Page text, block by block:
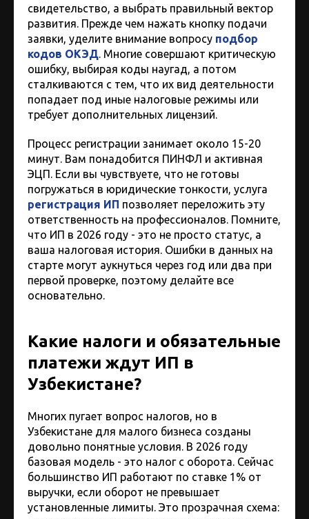
свидетельство, а выбрать правильный вектор
развития. Прежде чем нажать кнопку подачи
заявки, уделите внимание вопросу подбор
кодов ОКЭД. Многие совершают критическую
ошибку, выбирая коды наугад, а потом
сталкиваются с тем, что их вид деятельности
попадает под иные налоговые режимы или
требует дополнительных лицензий.
Процесс регистрации занимает около 15-20
минут. Вам понадобится ПИНФЛ и активная
ЭЦП. Если вы чувствуете, что не готовы
погружаться в юридические тонкости, услуга
регистрация ИП позволяет переложить эту
ответственность на профессионалов. Помните,
что ИП в 2026 году - это не просто статус, а
ваша налоговая история. Ошибки в данных на
старте могут аукнуться через год или два при
первой проверке, поэтому делайте все
основательно.
Какие налоги и обязательные
платежи ждут ИП в
Узбекистане?
Многих пугает вопрос налогов, но в
Узбекистане для малого бизнеса созданы
довольно понятные условия. В 2026 году
базовая модель - это налог с оборота. Сейчас
большинство ИП работают по ставке 1% от
выручки, если оборот не превышает
установленные лимиты. Это прозрачная схема: